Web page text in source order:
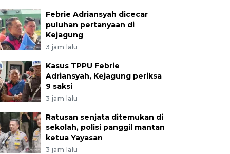
Febrie Adriansyah dicecar
puluhan pertanyaan di
Kejagung
3 jam lalu
Kasus TPPU Febrie
Adriansyah, Kejagung periksa
9 saksi
3 jam lalu
Ratusan senjata ditemukan di
sekolah, polisi panggil mantan
ketua Yayasan
3 jam lalu